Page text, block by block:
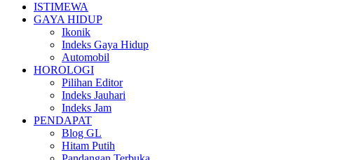
ISTIMEWA
GAYA HIDUP
Ikonik
Indeks Gaya Hidup
Automobil
HOROLOGI
Pilihan Editor
Indeks Jauhari
Indeks Jam
PENDAPAT
Blog GL
Hitam Putih